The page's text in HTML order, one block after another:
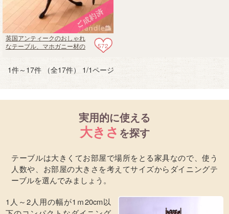
572
英国アンティークのおしゃれ
なテーブル、マホガニー材の
1件～17件 （全17件） 1/1ページ
実用的に使える
大きさ を探す
テーブルは大きくてお部屋で場所をとる家具なので、使う
人数や、お部屋の大きさを考えてサイズからダイニングテ
ーブルを選んでみましょう。
1人～2人用の幅が1ｍ20cm以